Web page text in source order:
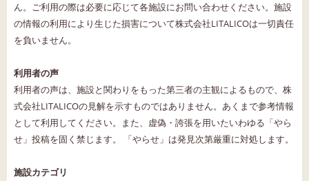
ん。ご利用の際は必要に応じて各施設にお問い合わせください。施設
の情報の利用により生じた損害について株式会社LITALICOは一切責任
を負いません。
利用者の声
利用者の声は、施設と関わりをもった第三者の主観によるもので、株
式会社LITALICOの見解を示すものではありません。あくまで参考情報
として利用してください。また、虚偽・誇張を用いたいわゆる「やら
せ」投稿を固く禁じます。 「やらせ」は発見次第厳重に対処します。
施設カテゴリ